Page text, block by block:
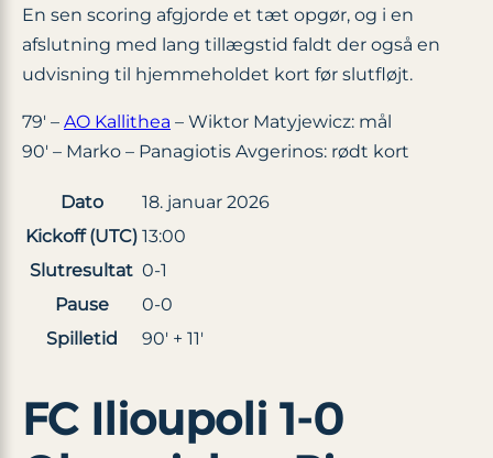
En sen scoring afgjorde et tæt opgør, og i en
afslutning med lang tillægstid faldt der også en
udvisning til hjemmeholdet kort før slutfløjt.
79′ – AO Kallithea – Wiktor Matyjewicz: mål
90′ – Marko – Panagiotis Avgerinos: rødt kort
Dato
18. januar 2026
Kickoff (UTC) 13:00
Slutresultat 0-1
Pause
0-0
Spilletid
90′ + 11′
FC Ilioupoli 1-0